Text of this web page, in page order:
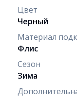
Цвет
Черный
Материал
Флис
Сезон
Зима